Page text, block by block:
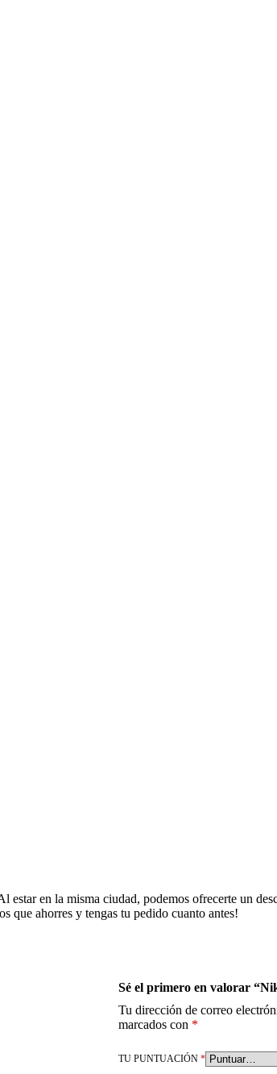
estar en la misma ciudad, podemos ofrecerte un
que ahorres y tengas tu pedido cuanto antes!
Sé el primero en valorar
Tu dirección de correo
marcados con *
TU PUNTUACIÓN *